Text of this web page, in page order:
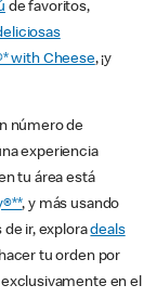
de favoritos,
with Cheese, ¡y
número de
experiencia
tu área está
, y más usando
de ir, exploradeals
tu orden por
exclusivamente en el